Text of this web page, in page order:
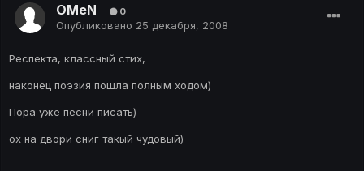
OMeN 0
Опубликовано 25 декабря, 2008
Респекта, классный стих,
наконец поэзия пошла полным ходом)
Пора уже песни писать)
ох на двори сниг такый чудовый)